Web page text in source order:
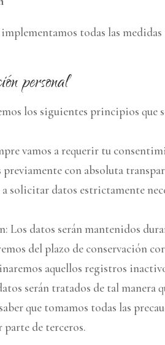
todas las
personal
los siguientes principios que
vamos a requerir tu
con absoluta
solicitar datos estrictamente
datos serán mantenidos
del plazo de conservación
aquellos registros
serán tratados de tal manera
que tomamos todas las
parte de terceros.